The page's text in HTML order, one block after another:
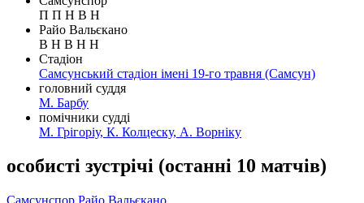
П П Н В Н
Райо Вальєкано
В Н В Н Н
Стадіон
Самсунський стадіон імені 19-го травня (Самсун)
головний суддя
М. Барбу
помічники судді
М. Грігоріу, К. Колцеску, А. Ворніку
особисті зустрічі (останні 10 матчів)